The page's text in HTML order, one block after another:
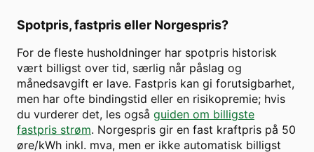
Spotpris, fastpris eller Norgespris?
For de fleste husholdninger har spotpris historisk
vært billigst over tid, særlig når påslag og
månedsavgift er lave. Fastpris kan gi forutsigbarhet,
men har ofte bindingstid eller en risikopremie; hvis
du vurderer det, les også guiden om billigste
fastpris strøm. Norgespris gir en fast kraftpris på 50
øre/kWh inkl. mva, men er ikke automatisk billigst